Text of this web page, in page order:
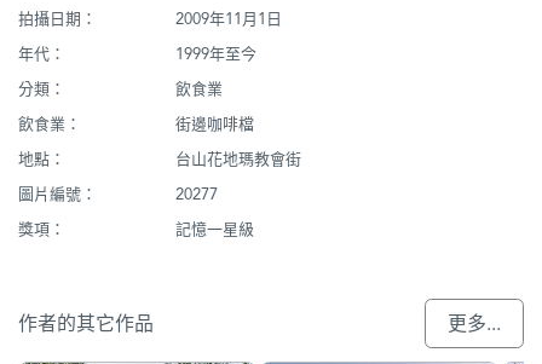
拍攝日期：
2009年11月1日
年代：
1999年至今
分類：
飲食業
飲食業：
街邊咖啡檔
地點：
台山花地瑪教會街
圖片編號：
20277
獎項：
記憶一星級
作者的其它作品 更多...